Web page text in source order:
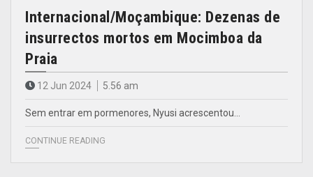
Internacional/Moçambique: Dezenas de
insurrectos mortos em Mocimboa da
Praia
12 Jun 2024 5.56 am
Sem entrar em pormenores, Nyusi acrescentou…
CONTINUE READING